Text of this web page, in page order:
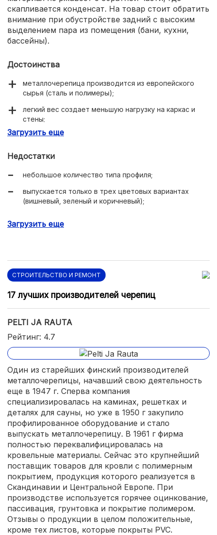
скапливается конденсат. На товар стоит обратить
внимание при обустройстве задний с высоким
выделением пара из помещения (бани, кухни,
бассейны).
Достоинства
металлочерепица производится из европейского
сырья (сталь и полимеры);
легкий вес создает меньшую нагрузку на каркас и
стены;
кроме цинка наносится праймер и грунт;
Загрузить еще
Недостатки
небольшое количество типа профиля;
выпускается только в трех цветовых вариантах
(вишневый, зеленый и коричневый);
Загрузить еще
СТРОИТЕЛЬСТВО И РЕМОНТ
17 лучших производителей черепиц
PELTI JA RAUTA
Рейтинг: 4.7
Один из старейших финский производителей
металлочерепицы, начавший свою деятельность
еще в 1947 г. Сперва компания
специализировалась на каминах, решетках и
деталях для сауны, но уже в 1950 г закупило
профилированное оборудование и стало
выпускать металлочерепицу. В 1961 г фирма
полностью переквалифицировалась на
кровельные материалы. Сейчас это крупнейший
поставщик товаров для кровли с полимерным
покрытием, продукция которого реализуется в
Скандинавии и Центральной Европе. При
производстве используется горячее оцинкование,
пассивация, грунтовка и покрытие полимером.
Отзывы о продукции в целом положительные,
кроме тех листов, которые покрыты PVC.